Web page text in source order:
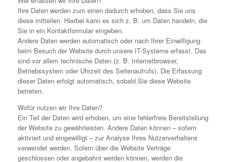
Ihre Daten werden zum einen dadurch erhoben, dass Sie uns
diese mitteilen. Hierbei kann es sich z. B. um Daten handeln, die
Sie in ein Kontaktformular eingeben.
Andere Daten werden automatisch oder nach Ihrer Einwilligung
beim Besuch der Website durch unsere IT-Systeme erfasst. Das
sind vor allem technische Daten (z. B. Internetbrowser,
Betriebssystem oder Uhrzeit des Seitenaufrufs). Die Erfassung
dieser Daten erfolgt automatisch, sobald Sie diese Website
betreten.
Wofür nutzen wir Ihre Daten?
Ein Teil der Daten wird erhoben, um eine fehlerfreie Bereitstellung
der Website zu gewährleisten. Andere Daten können – sofern
aktiviert und eingewilligt – zur Analyse Ihres Nutzerverhaltens
verwendet werden. Sofern über die Website Verträge
geschlossen oder angebahnt werden können, werden die